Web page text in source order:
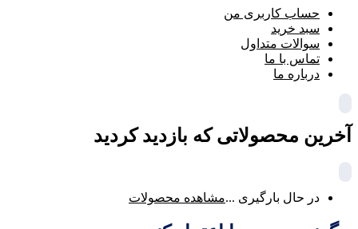
حساب کاربری من
سبد خرید
سوالات متداول
تماس با ما
درباره ما
آخرین محصولاتی که بازدید کردید
در حال بارگیری ...مشاهده محصولات